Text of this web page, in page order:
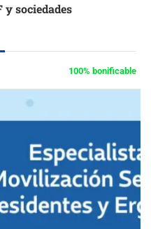
y sociedades
100% bonificable